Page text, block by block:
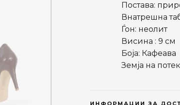
Постава:
Внатрешна
Ѓон: неолит
Висина : 9 см
Боја: Кафеава
Земја на